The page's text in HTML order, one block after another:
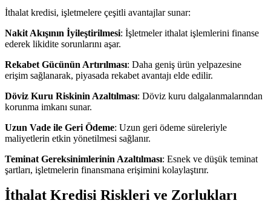
İthalat kredisi, işletmelere çeşitli avantajlar sunar:
Nakit Akışının İyileştirilmesi: İşletmeler ithalat işlemlerini finanse
ederek likidite sorunlarını aşar.
Rekabet Gücünün Artırılması: Daha geniş ürün yelpazesine
erişim sağlanarak, piyasada rekabet avantajı elde edilir.
Döviz Kuru Riskinin Azaltılması: Döviz kuru dalgalanmalarından
korunma imkanı sunar.
Uzun Vade ile Geri Ödeme: Uzun geri ödeme süreleriyle
maliyetlerin etkin yönetilmesi sağlanır.
Teminat Gereksinimlerinin Azaltılması: Esnek ve düşük teminat
şartları, işletmelerin finansmana erişimini kolaylaştırır.
İthalat Kredisi Riskleri ve Zorlukları